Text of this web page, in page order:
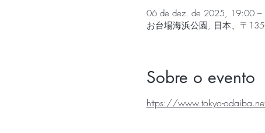
06 de dez. de 2025, 19:00
お台場海浜公園, 日本、〒
Sobre o evento
https://www.tokyo-